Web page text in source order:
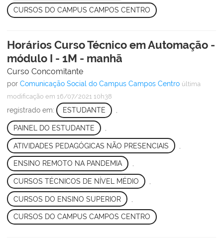
CURSOS DO CAMPUS CAMPOS CENTRO
Horários Curso Técnico em Automação -
módulo I - 1M - manhã
Curso Concomitante
por Comunicação Social do Campus Campos Centro última
modificação em 16/07/2021 10h38
registrado em: ESTUDANTE
PAINEL DO ESTUDANTE
ATIVIDADES PEDAGÓGICAS NÃO PRESENCIAIS
ENSINO REMOTO NA PANDEMIA ,
CURSOS TÉCNICOS DE NÍVEL MÉDIO
CURSOS DO ENSINO SUPERIOR
CURSOS DO CAMPUS CAMPOS CENTRO